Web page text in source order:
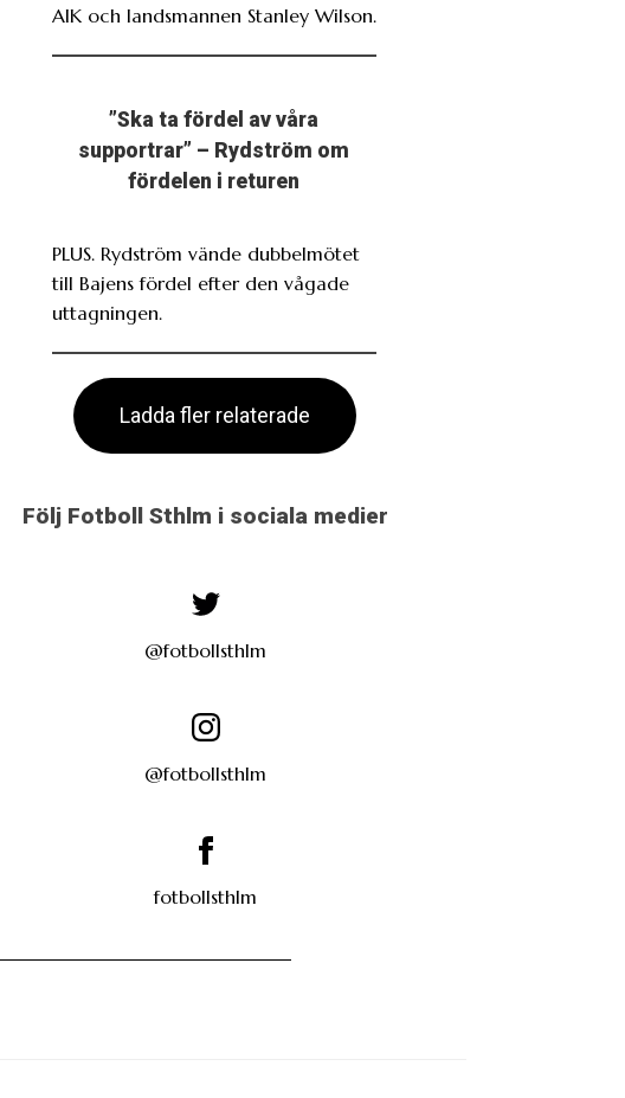
AIK och landsmannen Stanley Wilson.
”Ska ta fördel av våra
supportrar” – Rydström om
fördelen i returen
PLUS. Rydström vände dubbelmötet
till Bajens fördel efter den vågade
uttagningen.
Ladda fler relaterade
Följ Fotboll Sthlm i sociala medier
@fotbollsthlm
@fotbollsthlm
fotbollsthlm